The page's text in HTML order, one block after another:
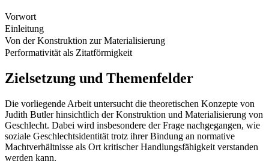
Vorwort
Einleitung
Von der Konstruktion zur Materialisierung
Performativität als Zitatförmigkeit
Zielsetzung und Themenfelder
Die vorliegende Arbeit untersucht die theoretischen Konzepte von
Judith Butler hinsichtlich der Konstruktion und Materialisierung von
Geschlecht. Dabei wird insbesondere der Frage nachgegangen, wie
soziale Geschlechtsidentität trotz ihrer Bindung an normative
Machtverhältnisse als Ort kritischer Handlungsfähigkeit verstanden
werden kann.